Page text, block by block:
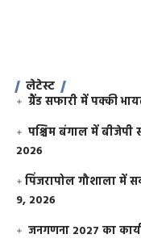
लेटेस्ट
ग्रैंड सफारी में पक्की
पश्चिम बंगाल में बीजेपी
2026
​पिंजरापोल गौशाला में
9, 2026
जनगणना 2027 का